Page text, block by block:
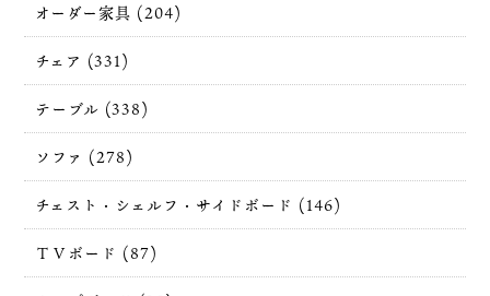
オーダー家具 (204)
チェア (331)
テーブル (338)
ソファ (278)
チェスト・シェルフ・サイドボード (146)
ＴＶボード (87)